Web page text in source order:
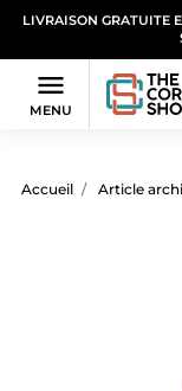
LIVRAISON GRATUITE

MENU
Accueil Article